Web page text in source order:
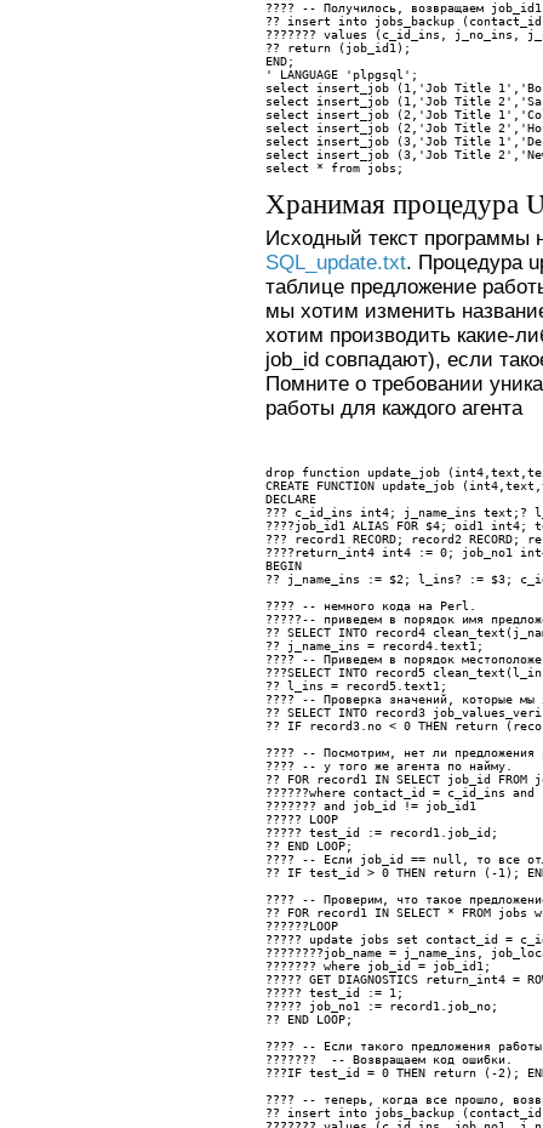
????
-- Получилось, возвращаем
??
insert into jobs_backup
??????? values (c_id_ins, j_no_ins,
??
return (job_id1);
END;
' LANGUAGE 'plpgsql';
select insert_job (1,'Job Title
select insert_job (1,'Job Title
select insert_job (2,'Job Title
select insert_job (2,'Job Title
select insert_job (3,'Job Title
select insert_job (3,'Job Title
select * from jobs;
Хранимая процедура
Исходный текст программы
SQL_update.txt. Процедура
таблице предложение
мы хотим изменить
хотим производить какие-
job_id совпадают), если
Помните о требовании
работы для каждого агента
drop function update_job
CREATE FUNCTION update_job
DECLARE
???
c_id_ins int4; j_name_ins
????job_id1 ALIAS FOR $4; oid1
???
record1 RECORD; record2 RECORD;
????return_int4 int4 := 0; job_no1
BEGIN
??
j_name_ins := $2; l_ins? := $3;
????
-- немного кода на Perl.
?????-- приведем в порядок имя
?? SELECT INTO record4
??
j_name_ins = record4.text1;
????
-- Приведем в порядок
???SELECT INTO record5
?? l_ins = record5.text1;
????
-- Проверка значений, которые мы
?? SELECT INTO record3
??
IF record3.no < 0 THEN return
????
-- Посмотрим, нет ли предложения
???? -- у того же агента по найму.
?? FOR record1 IN SELECT job_id FROM
??????where contact_id = c_id_ins and
??????? and job_id != job_id1
?????
LOOP
????? test_id := record1.job_id;
??
END LOOP;
???? -- Если job_id == null, то все
??
IF test_id > 0 THEN return (-1);
????
-- Проверим, что такое
?? FOR record1 IN SELECT * FROM
??????LOOP
?????
update jobs set contact_id =
????????job_name = j_name_ins,
??????? where job_id = job_id1;
????? GET DIAGNOSTICS return_int4 =
????? test_id := 1;
?????
job_no1 := record1.job_no;
??
END LOOP;
???? -- Если такого предложения
???????  -- Возвращаем код ошибки.
???IF test_id = 0 THEN return (-2);
????
-- теперь, когда все прошло,
??
insert into jobs_backup